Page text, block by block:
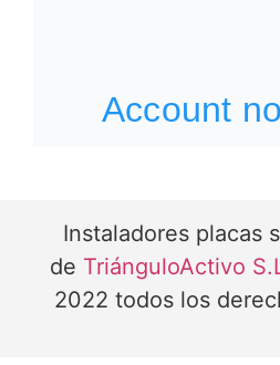
Instaladores placas
de TriánguloActivo
2022 todos los